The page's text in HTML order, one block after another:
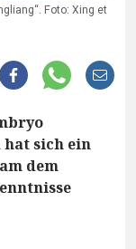
Foto: Xing et
sich ein
dem